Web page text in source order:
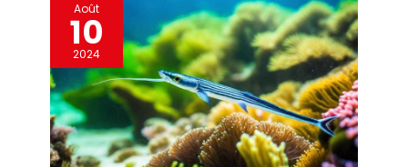
Août
10
2024